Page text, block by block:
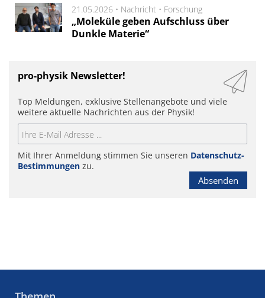
21.05.2026 • Nachricht • Forschung
„Moleküle geben Aufschluss über
Dunkle Materie“
pro-physik Newsletter!
Top Meldungen, exklusive Stellenangebote und viele
weitere aktuelle Nachrichten aus der Physik!
Mit Ihrer Anmeldung stimmen Sie unseren Datenschutz-
Bestimmungen zu.
Absenden